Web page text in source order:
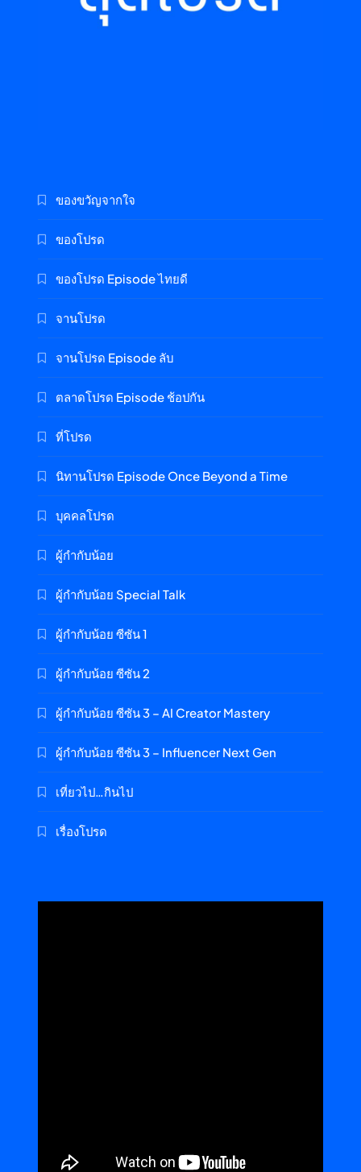
ของขวัญจากใจ
ของโปรด
ของโปรด Episode ไทยดี
จานโปรด
จานโปรด Episode ลับ
ตลาดโปรด Episode ช้อปกัน
ที่โปรด
นิทานโปรด Episode Once Beyond a Time
บุคคลโปรด
ผู้กำกับน้อย
ผู้กำกับน้อย Special Talk
ผู้กำกับน้อย ซีซัน 1
ผู้กำกับน้อย ซีซัน 2
ผู้กำกับน้อย ซีซัน 3 – AI Creator Mastery
ผู้กำกับน้อย ซีซัน 3 – Influencer Next Gen
เที่ยวไป…กินไป
เรื่องโปรด